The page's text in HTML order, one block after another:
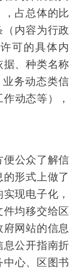
占总体的比
内容为行政
可的具体内
、种类名称
务动态类信
动态等），
公众了解信
形式上做了
现电子化，
均移交给区
网站的信息
公开指南折
中心、区图书